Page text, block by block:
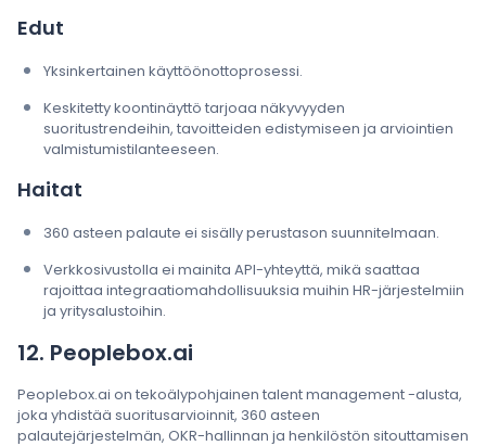
Edut
Yksinkertainen käyttöönottoprosessi.
Keskitetty koontinäyttö tarjoaa näkyvyyden
suoritustrendeihin, tavoitteiden edistymiseen ja arviointien
valmistumistilanteeseen.
Haitat
360 asteen palaute ei sisälly perustason suunnitelmaan.
Verkkosivustolla ei mainita API-yhteyttä, mikä saattaa
rajoittaa integraatiomahdollisuuksia muihin HR-järjestelmiin
ja yritysalustoihin.
12. Peoplebox.ai
Peoplebox.ai on tekoälypohjainen talent management -alusta,
joka yhdistää suoritusarvioinnit, 360 asteen
palautejärjestelmän, OKR-hallinnan ja henkilöstön sitouttamisen